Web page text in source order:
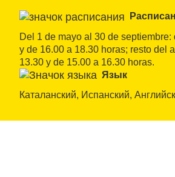
Del 1 de mayo al 30 de septiembre:
y de 16.00 a 18.30 horas; resto del
13.30 y de 15.00 a 16.30 horas.
Язык
Каталанский, Испанский,